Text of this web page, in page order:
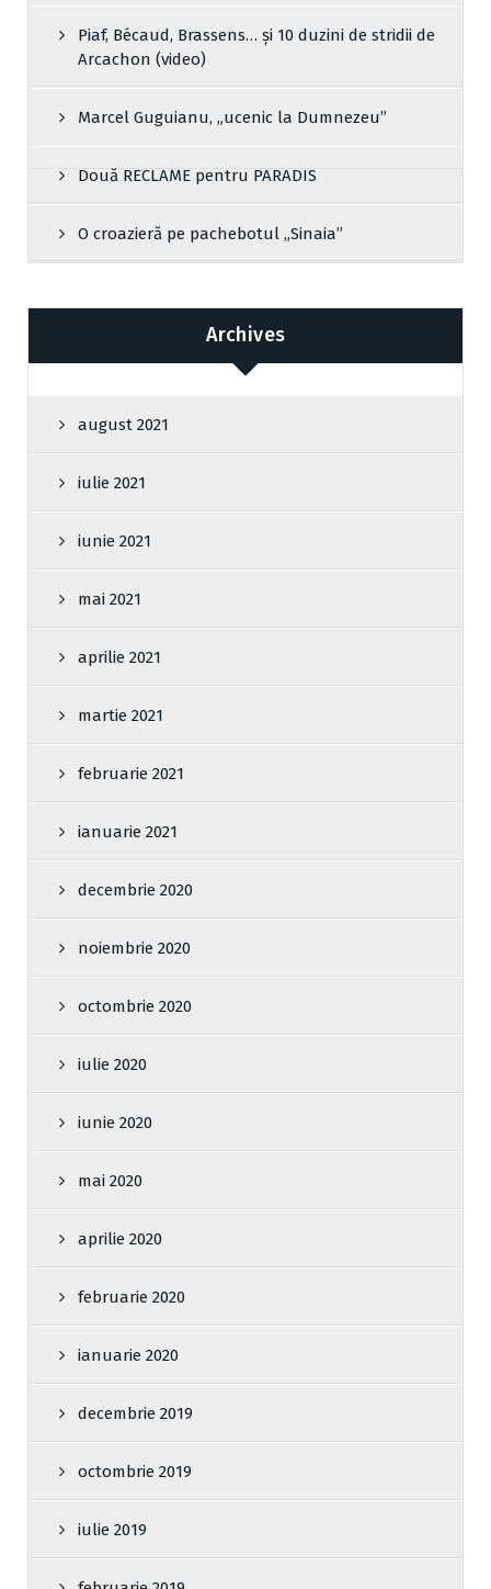
Piaf, Bécaud, Brassens… și 10 duzini de stridii de
Arcachon (video)
Marcel Guguianu, „ucenic la Dumnezeu”
Două RECLAME pentru PARADIS
O croazieră pe pachebotul „Sinaia”
Archives
august 2021
iulie 2021
iunie 2021
mai 2021
aprilie 2021
martie 2021
februarie 2021
ianuarie 2021
decembrie 2020
noiembrie 2020
octombrie 2020
iulie 2020
iunie 2020
mai 2020
aprilie 2020
februarie 2020
ianuarie 2020
decembrie 2019
octombrie 2019
iulie 2019